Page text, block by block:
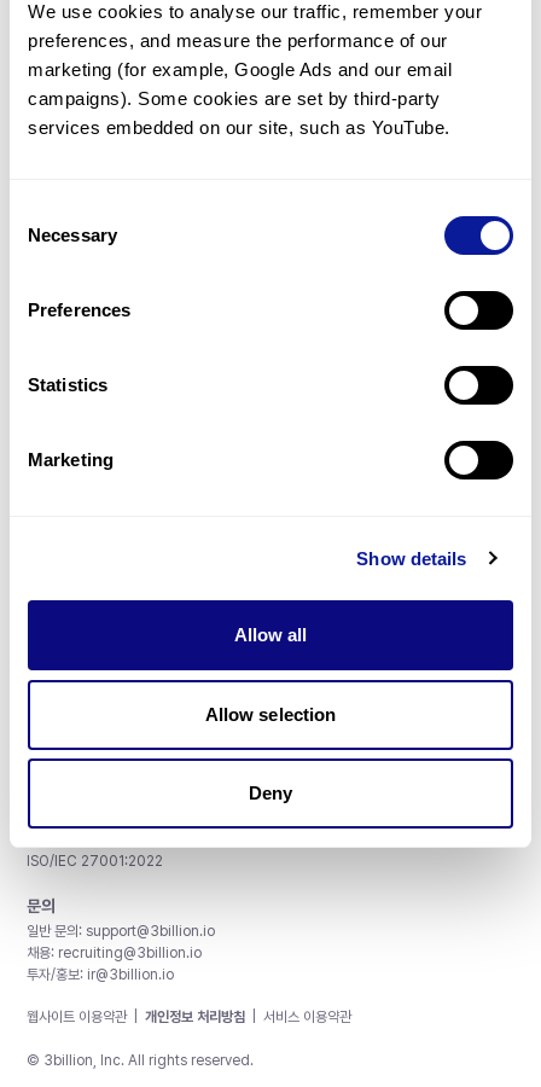
We use cookies to analyse our traffic, remember your
preferences, and measure the performance of our
marketing (for example, Google Ads and our email
campaigns). Some cookies are set by third-party
services embedded on our site, such as YouTube.
Selection
Necessary
Preferences
Statistics
Marketing
Show details
Allow all
Allow selection
Deny
기술
Gene browser
매달 뉴스레터를 통해 최신 블로그 포스트와 소식을 받아보세요.
주식회사 쓰리빌리언
서울특별시 강남구 테헤란로 415, 8층
사업자등록번호: 290-81-00524
대표이사: 금창원
ISO/IEC 27001:2022
문의
일반 문의: support@3billion.io
채용: recruiting@3billion.io
투자/홍보: ir@3billion.io
웹사이트 이용약관 개인정보 처리방침 서비스 이용약관
© 3billion, Inc. All rights reserved.